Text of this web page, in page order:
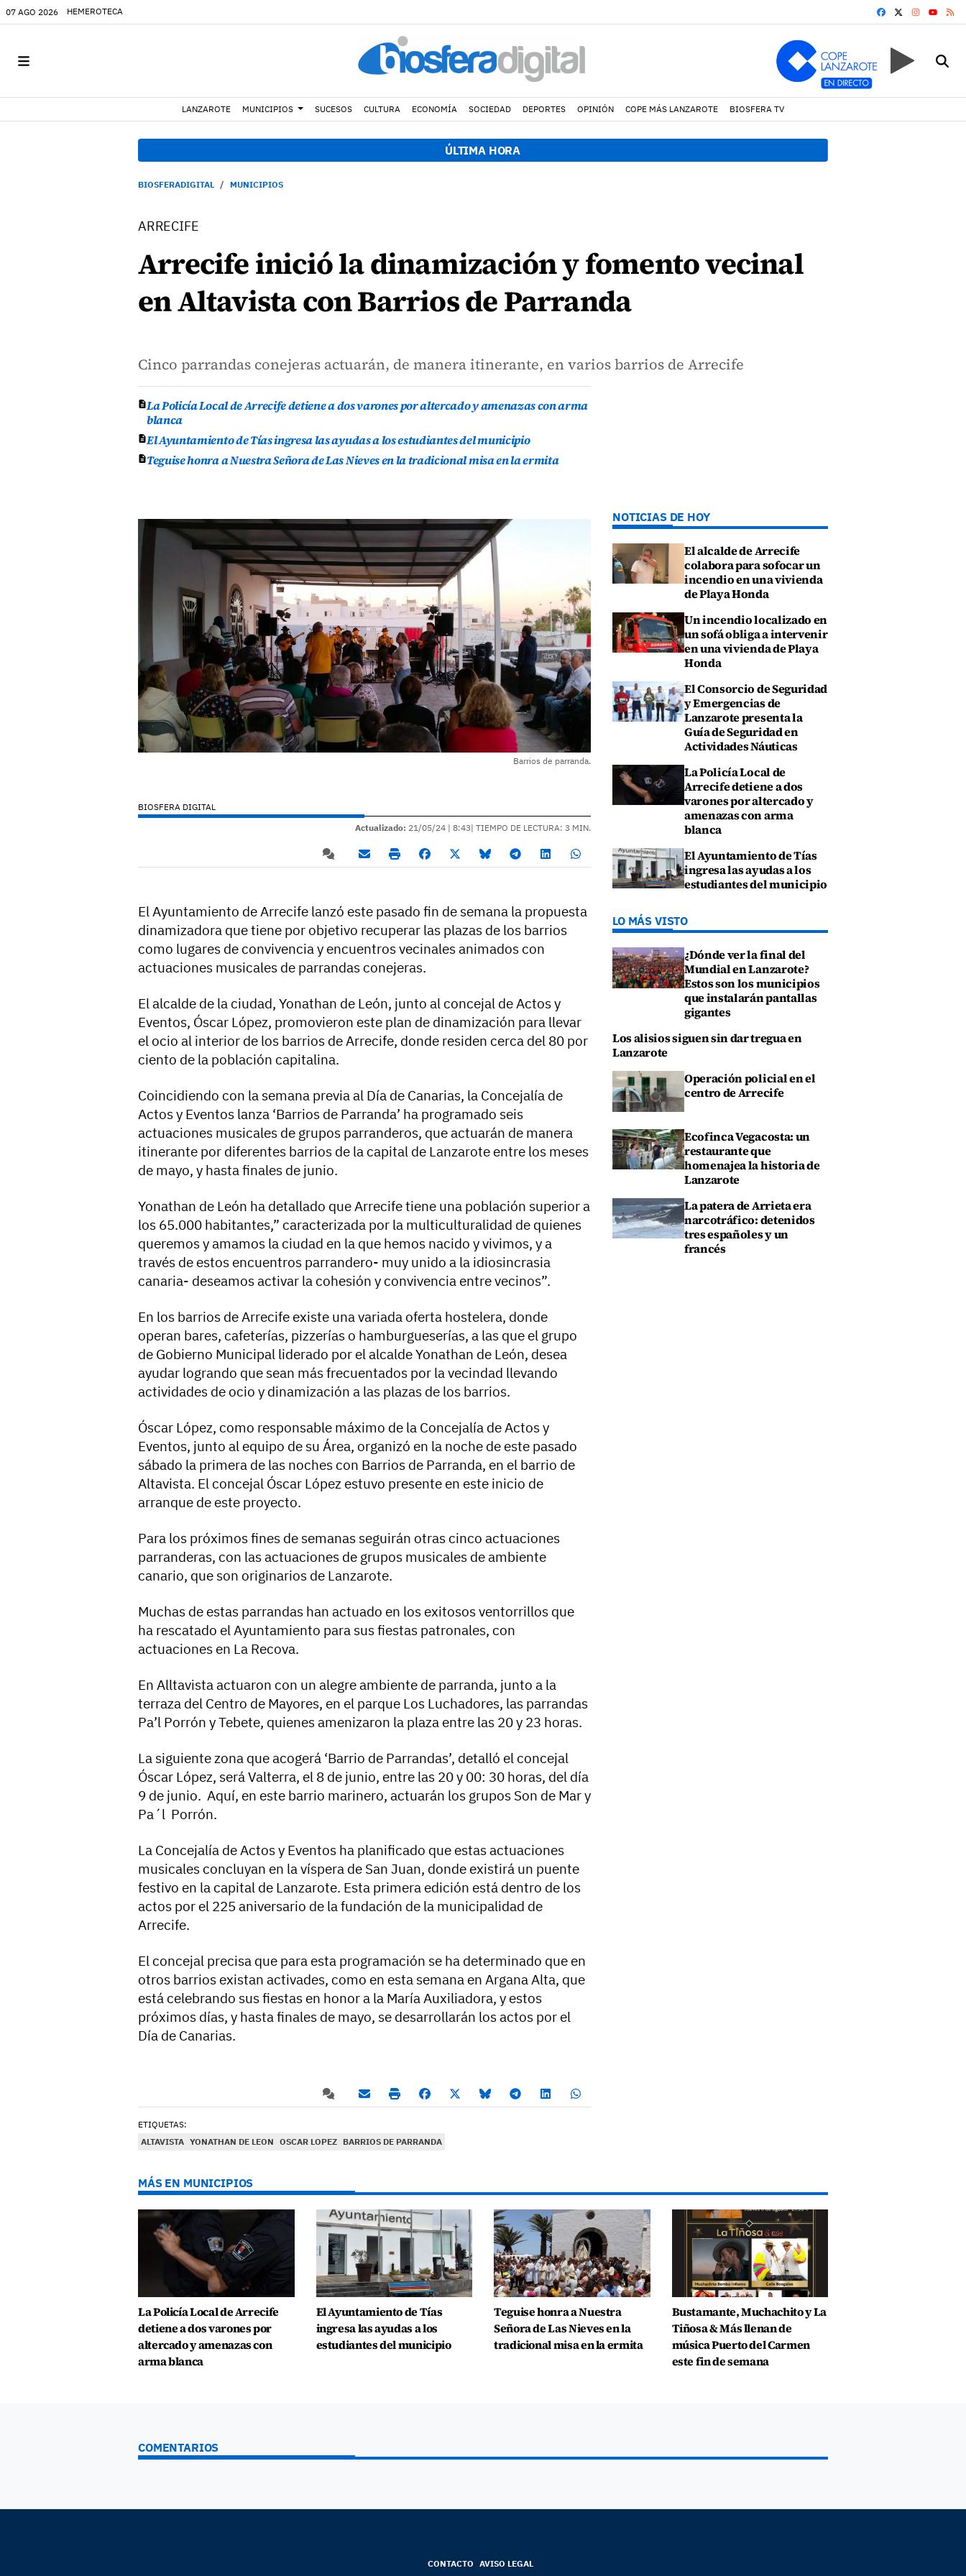
07 AGO 2026 HEMEROTECA FACEBOOK
YOUTUBE
LANZAROTE MUNICIPIOS SUCESOS CULTURA ECONOMÍA SOCIEDAD DEPORTES OPINIÓN COPE MÁS LANZAROTE BIOSFERA TV
ÚLTIMA HORA
BIOSFERADIGITAL MUNICIPIOS
ARRECIFE
Arrecife inició la dinamización y fomento vecinal
en Altavista con Barrios de Parranda
Cinco parrandas conejeras actuarán, de manera itinerante, en varios barrios de Arrecife
La Policía Local de Arrecife detiene a dos varones por altercado y amenazas con arma
blanca
El Ayuntamiento de Tías ingresa las ayudas a los estudiantes del municipio
Teguise honra a Nuestra Señora de Las Nieves en la tradicional misa en la ermita
Barrios de parranda.
BIOSFERA DIGITAL
Actualizado: 21/05/24 | 8:43| TIEMPO DE LECTURA: 3 MIN.
El Ayuntamiento de Arrecife lanzó este pasado fin de semana la propuesta
dinamizadora que tiene por objetivo recuperar las plazas de los barrios
como lugares de convivencia y encuentros vecinales animados con
actuaciones musicales de parrandas conejeras.
El alcalde de la ciudad, Yonathan de León, junto al concejal de Actos y
Eventos, Óscar López, promovieron este plan de dinamización para llevar
el ocio al interior de los barrios de Arrecife, donde residen cerca del 80 por
ciento de la población capitalina.
Coincidiendo con la semana previa al Día de Canarias, la Concejalía de
Actos y Eventos lanza ‘Barrios de Parranda’ ha programado seis
actuaciones musicales de grupos parranderos, que actuarán de manera
itinerante por diferentes barrios de la capital de Lanzarote entre los meses
de mayo, y hasta finales de junio.
Yonathan de León ha detallado que Arrecife tiene una población superior a
los 65.000 habitantes,” caracterizada por la multiculturalidad de quienes
queremos y amamos la ciudad en la que hemos nacido y vivimos, y a
través de estos encuentros parrandero- muy unido a la idiosincrasia
canaria- deseamos activar la cohesión y convivencia entre vecinos”.
En los barrios de Arrecife existe una variada oferta hostelera, donde
operan bares, cafeterías, pizzerías o hamburgueserías, a las que el grupo
de Gobierno Municipal liderado por el alcalde Yonathan de León, desea
ayudar logrando que sean más frecuentados por la vecindad llevando
actividades de ocio y dinamización a las plazas de los barrios.
Óscar López, como responsable máximo de la Concejalía de Actos y
Eventos, junto al equipo de su Área, organizó en la noche de este pasado
sábado la primera de las noches con Barrios de Parranda, en el barrio de
Altavista. El concejal Óscar López estuvo presente en este inicio de
arranque de este proyecto.
Para los próximos fines de semanas seguirán otras cinco actuaciones
parranderas, con las actuaciones de grupos musicales de ambiente
canario, que son originarios de Lanzarote.
Muchas de estas parrandas han actuado en los exitosos ventorrillos que
ha rescatado el Ayuntamiento para sus fiestas patronales, con
actuaciones en La Recova.
En Alltavista actuaron con un alegre ambiente de parranda, junto a la
terraza del Centro de Mayores, en el parque Los Luchadores, las parrandas
Pa’l Porrón y Tebete, quienes amenizaron la plaza entre las 20 y 23 horas.
La siguiente zona que acogerá ‘Barrio de Parrandas’, detalló el concejal
Óscar López, será Valterra, el 8 de junio, entre las 20 y 00: 30 horas, del día
9 de junio. Aquí, en este barrio marinero, actuarán los grupos Son de Mar y
Pa´l Porrón.
La Concejalía de Actos y Eventos ha planificado que estas actuaciones
musicales concluyan en la víspera de San Juan, donde existirá un puente
festivo en la capital de Lanzarote. Esta primera edición está dentro de los
actos por el 225 aniversario de la fundación de la municipalidad de
Arrecife.
El concejal precisa que para esta programación se ha determinado que en
otros barrios existan activades, como en esta semana en Argana Alta, que
está celebrando sus fiestas en honor a la María Auxiliadora, y estos
próximos días, y hasta finales de mayo, se desarrollarán los actos por el
Día de Canarias.
ETIQUETAS:
ALTAVISTA YONATHAN DE LEON OSCAR LOPEZ BARRIOS DE PARRANDA
NOTICIAS DE HOY
El alcalde de Arrecife
colabora para sofocar un
incendio en una vivienda
de Playa Honda
Un incendio localizado en
un sofá obliga a intervenir
en una vivienda de Playa
Honda
El Consorcio de Seguridad
y Emergencias de
Lanzarote presenta la
Guía de Seguridad en
Actividades Náuticas
La Policía Local de
Arrecife detiene a dos
varones por altercado y
amenazas con arma
blanca
El Ayuntamiento de Tías
ingresa las ayudas a los
estudiantes del municipio
LO MÁS VISTO
¿Dónde ver la final del
Mundial en Lanzarote?
Estos son los municipios
que instalarán pantallas
gigantes
Los alisios siguen sin dar tregua en
Lanzarote
Operación policial en el
centro de Arrecife
Ecofinca Vegacosta: un
restaurante que
homenajea la historia de
Lanzarote
La patera de Arrieta era
narcotráfico: detenidos
tres españoles y un
francés
MÁS EN MUNICIPIOS
La Policía Local de Arrecife
detiene a dos varones por
altercado y amenazas con
arma blanca
El Ayuntamiento de Tías
ingresa las ayudas a los
estudiantes del municipio
Teguise honra a Nuestra
Señora de Las Nieves en la
tradicional misa en la ermita
Bustamante, Muchachito y La
Tiñosa & Más llenan de
música Puerto del Carmen
este fin de semana
COMENTARIOS
CONTACTO AVISO LEGAL